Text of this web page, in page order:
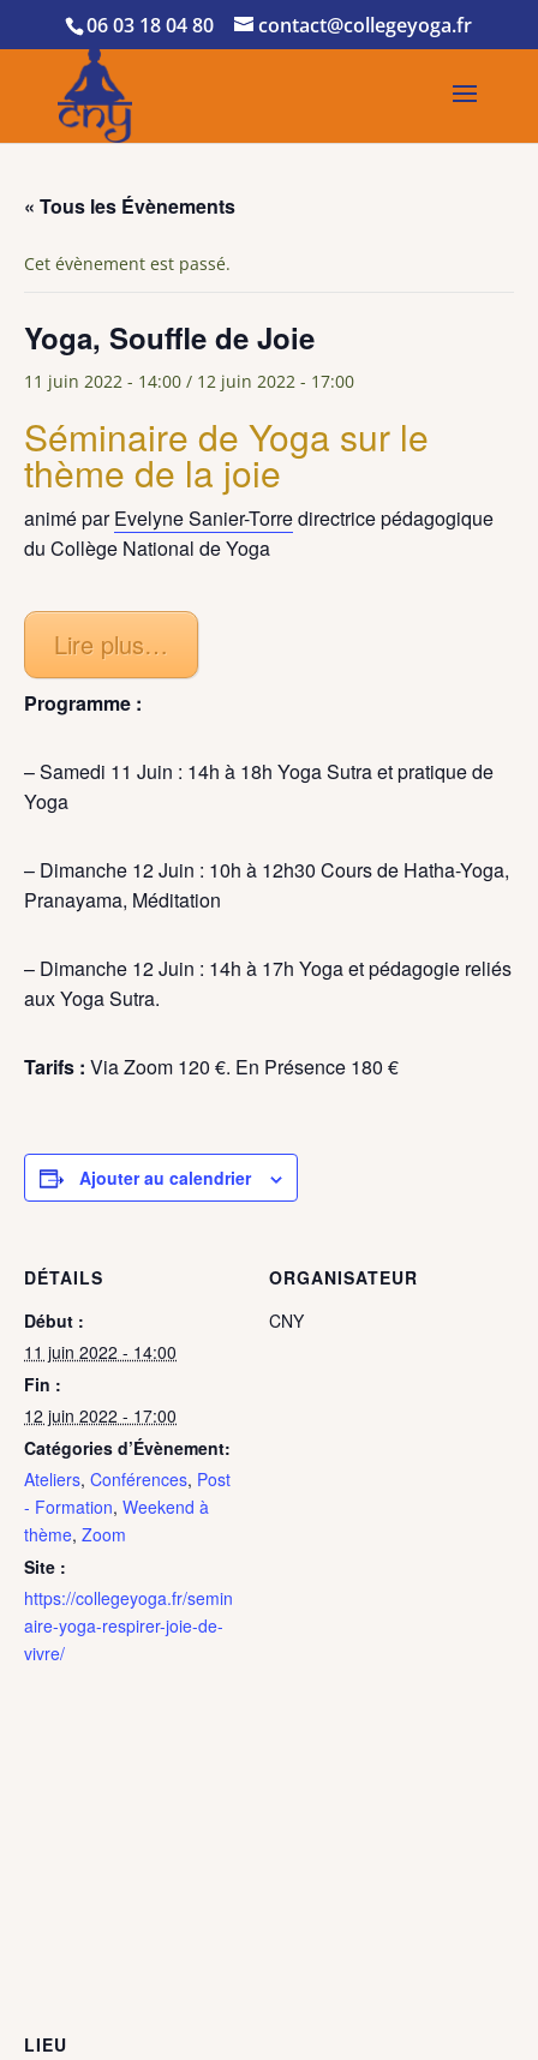
06 03 18 04 80 contact@collegeyoga.fr
« Tous les Évènements
Cet évènement est passé.
Yoga, Souffle de Joie
11 juin 2022 - 14:00 / 12 juin 2022 - 17:00
Séminaire de Yoga sur le
thème de la joie
animé parEvelyne Sanier-Torredirectrice pédagogique
du Collège National de Yoga
Lire plus…
Programme :
– Samedi 11 Juin : 14h à 18h Yoga Sutra et pratique de
Yoga
– Dimanche 12 Juin : 10h à 12h30 Cours de Hatha-Yoga,
Pranayama, Méditation
– Dimanche 12 Juin : 14h à 17h Yoga et pédagogie reliés
aux Yoga Sutra.
Tarifs : Via Zoom 120 €. En Présence 180 €
Ajouter au calendrier
DÉTAILS
Début :
11 juin 2022 - 14:00
Fin :
12 juin 2022 - 17:00
Catégories d’Évènement:
Ateliers, Conférences, Post
- Formation, Weekend à
thème, Zoom
Site :
https://collegeyoga.fr/semin
aire-yoga-respirer-joie-de-
vivre/
ORGANISATEUR
CNY
LIEU